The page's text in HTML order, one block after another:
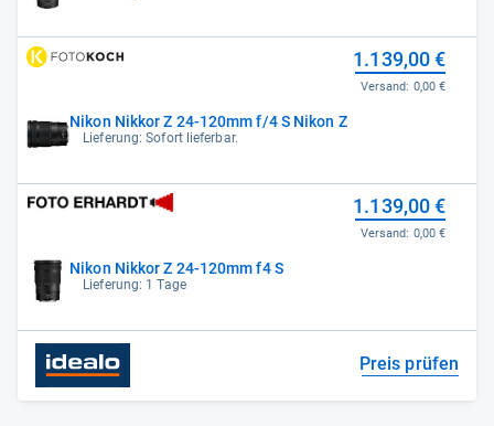
Nikon Nikkor Z 24-120mm f/4 S Nikon Z
Lieferung: Sofort lieferbar.
1.139,00 €
Versand: 0,00 €
Nikon Nikkor Z 24-120mm f4 S
Lieferung: 1 Tage
1.139,00 €
Versand: 0,00 €
Preis prüfen